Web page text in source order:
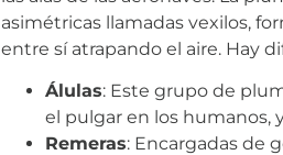
asimétricas llamadas vexilos,
entre sí atrapando el aire. Hay
Álulas: Este grupo de
el pulgar en los humanos,
Remeras: Encargadas de